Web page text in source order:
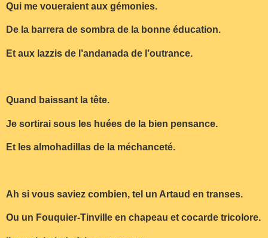
Qui me voueraient aux gémonies.
De la barrera de sombra de la bonne éducation.
Et aux lazzis de l’andanada de l’outrance.
Quand baissant la tête.
Je sortirai sous les huées de la bien pensance.
Et les almohadillas de la méchanceté.
Ah si vous saviez combien, tel un Artaud en transes.
Ou un Fouquier-Tinville en chapeau et cocarde tricolore.